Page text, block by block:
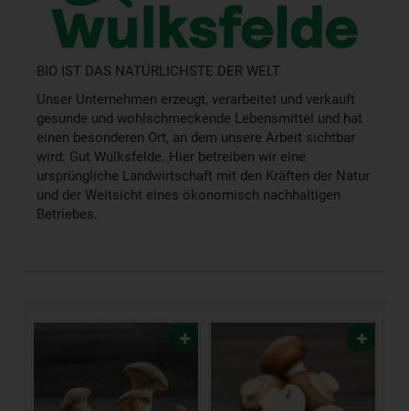
BIO IST DAS NATÜRLICHSTE DER WELT
Unser Unternehmen erzeugt, verarbeitet und verkauft
gesunde und wohlschmeckende Lebensmittel und hat
einen besonderen Ort, an dem unsere Arbeit sichtbar
wird: Gut Wulksfelde. Hier betreiben wir eine
ursprüngliche Landwirtschaft mit den Kräften der Natur
und der Weitsicht eines ökonomisch nachhaltigen
Betriebes.